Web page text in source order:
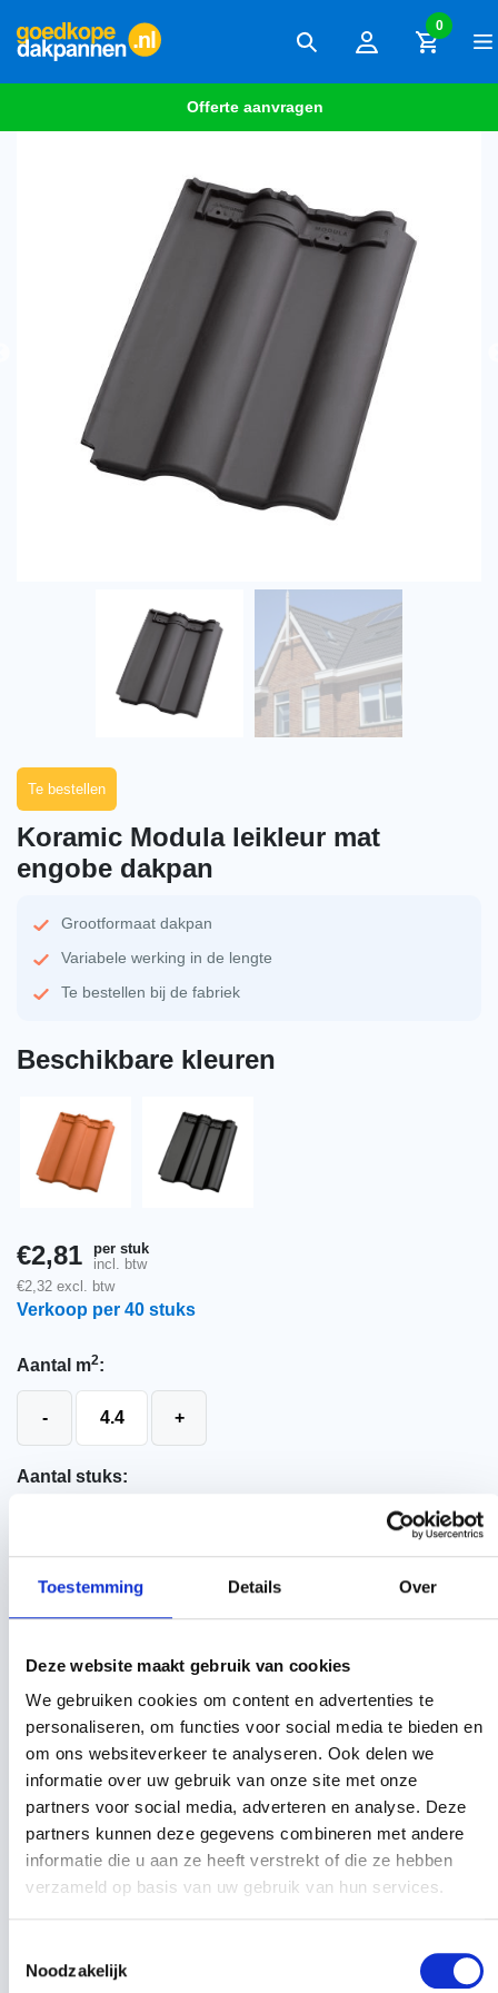
Toestemming Details Over
Deze website maakt gebruik van cookies
We gebruiken cookies om content en advertenties te
personaliseren, om functies voor social media te bieden en
om ons websiteverkeer te analyseren. Ook delen we
informatie over uw gebruik van onze site met onze
partners voor social media, adverteren en analyse. Deze
partners kunnen deze gegevens combineren met andere
informatie die u aan ze heeft verstrekt of die ze hebben
verzameld op basis van uw gebruik van hun services.
Noodzakelijk
0
Offerte aanvragen
Te bestellen
Koramic Modula leikleur mat
engobe dakpan
Grootformaat dakpan
Variabele werking in de lengte
Te bestellen bij de fabriek
Beschikbare kleuren
€2,81
per stuk
incl. btw
€2,32 excl. btw
Verkoop per 40 stuks
Aantal m2:
-
+
Aantal stuks:
Koramic Modula leikleur mat engobe dakpan aantal
Totaalprijs:
Offerte aanvragen
Toevoegen aan winkelwagen
Specificaties Beschrijving Technisch handboek
Afmeting
328 x 443 mm